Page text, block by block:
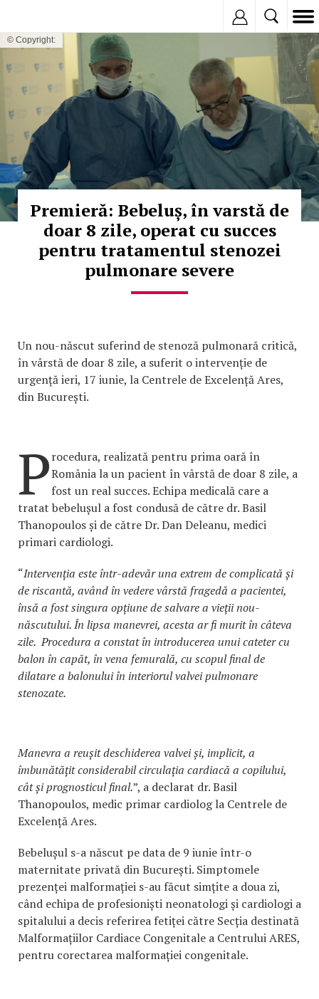
© Copyright:
Premieră: Bebeluș, în varstă de
doar 8 zile, operat cu succes
pentru tratamentul stenozei
pulmonare severe
Un nou-născut suferind de stenoză pulmonară critică,
în vârstă de doar 8 zile, a suferit o intervenție de
urgență ieri, 17 iunie, la Centrele de Excelență Ares,
din București.
Procedura, realizată pentru prima oară în
România la un pacient în vârstă de doar 8 zile, a
fost un real succes. Echipa medicală care a
tratat bebelușul a fost condusă de către dr. Basil
Thanopoulos și de către Dr. Dan Deleanu, medici
primari cardiologi.
“Intervenția este într-adevăr una extrem de complicată și
de riscantă, având în vedere vârstă fragedă a pacientei,
însă a fost singura opțiune de salvare a vieții nou-
născutului. În lipsa manevrei, acesta ar fi murit în câteva
zile. Procedura a constat în introducerea unui cateter cu
balon în capăt, în vena femurală, cu scopul final de
dilatare a balonului în interiorul valvei pulmonare
stenozate.
Manevra a reușit deschiderea valvei și, implicit, a
îmbunătățit considerabil circulația cardiacă a copilului,
cât și prognosticul final.”, a declarat dr. Basil
Thanopoulos, medic primar cardiolog la Centrele de
Excelență Ares.
Bebelușul s-a născut pe data de 9 iunie într-o
maternitate privată din București. Simptomele
prezenței malformației s-au făcut simțite a doua zi,
când echipa de profesioniști neonatologi și cardiologi a
spitalului a decis referirea fetiței către Secția destinată
Malformațiilor Cardiace Congenitale a Centrului ARES,
pentru corectarea malformației congenitale.